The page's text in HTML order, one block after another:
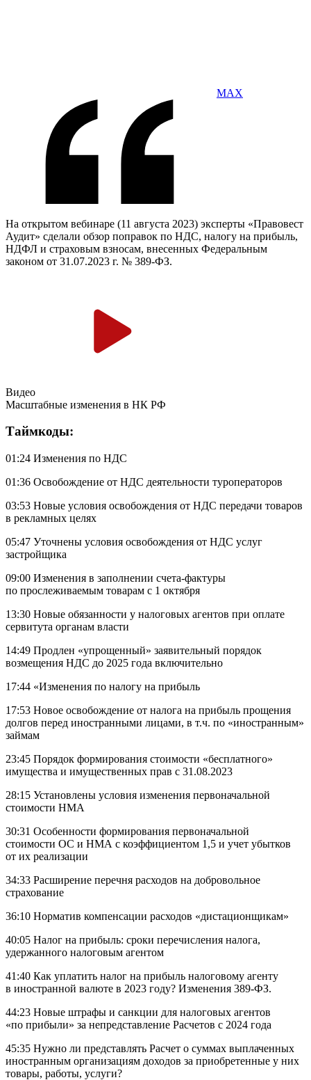
MAX
На открытом вебинаре (11 августа 2023) эксперты «Правовест
Аудит» сделали обзор поправок по НДС, налогу на прибыль,
НДФЛ и страховым взносам, внесенных Федеральным
законом от 31.07.2023 г. № 389-ФЗ.
Видео
Масштабные изменения в НК РФ
Таймкоды:
01:24 Изменения по НДС
01:36 Освобождение от НДС деятельности туроператоров
03:53 Новые условия освобождения от НДС передачи товаров
в рекламных целях
05:47 Уточнены условия освобождения от НДС услуг
застройщика
09:00 Изменения в заполнении счета-фактуры
по прослеживаемым товарам с 1 октября
13:30 Новые обязанности у налоговых агентов при оплате
сервитута органам власти
14:49 Продлен «упрощенный» заявительный порядок
возмещения НДС до 2025 года включительно
17:44 «Изменения по налогу на прибыль
17:53 Новое освобождение от налога на прибыль прощения
долгов перед иностранными лицами, в т.ч. по «иностранным»
займам
23:45 Порядок формирования стоимости «бесплатного»
имущества и имущественных прав с 31.08.2023
28:15 Установлены условия изменения первоначальной
стоимости НМА
30:31 Особенности формирования первоначальной
стоимости ОС и НМА с коэффициентом 1,5 и учет убытков
от их реализации
34:33 Расширение перечня расходов на добровольное
страхование
36:10 Норматив компенсации расходов «дистационщикам»
40:05 Налог на прибыль: сроки перечисления налога,
удержанного налоговым агентом
41:40 Как уплатить налог на прибыль налоговому агенту
в иностранной валюте в 2023 году? Изменения 389-ФЗ.
44:23 Новые штрафы и санкции для налоговых агентов
«по прибыли» за непредставление Расчетов с 2024 года
45:35 Нужно ли представлять Расчет о суммах выплаченных
иностранным организациям доходов за приобретенные у них
товары, работы, услуги?